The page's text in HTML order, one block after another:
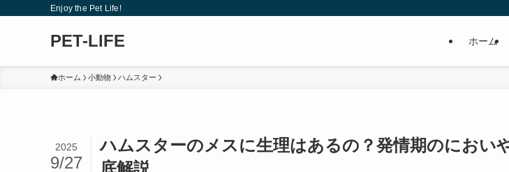
Enjoy the Pet Life!
PET-LIFE ホーム
ホーム 小動物 ハムスター
ハムスターのメスに生理はあるの？発情期のにおい
底解説
2025
9/27